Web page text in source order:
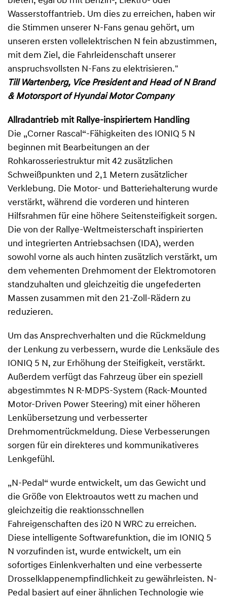
Wasserstoffantrieb. Um dies zu erreichen, haben wir
die Stimmen unserer N-Fans genau gehört, um
unseren ersten vollelektrischen N fein abzustimmen,
mit dem Ziel, die Fahrleidenschaft unserer
anspruchsvollsten N-Fans zu elektrisieren."
Till Wartenberg, Vice President and Head of N Brand
& Motorsport of Hyundai Motor Company
Allradantrieb mit Rallye-inspiriertem Handling
Die „Corner Rascal“-Fähigkeiten des IONIQ 5 N
beginnen mit Bearbeitungen an der
Rohkarosseriestruktur mit 42 zusätzlichen
Schweißpunkten und 2,1 Metern zusätzlicher
Verklebung. Die Motor- und Batteriehalterung wurde
verstärkt, während die vorderen und hinteren
Hilfsrahmen für eine höhere Seitensteifigkeit sorgen.
Die von der Rallye-Weltmeisterschaft inspirierten
und integrierten Antriebsachsen (IDA), werden
sowohl vorne als auch hinten zusätzlich verstärkt, um
dem vehementen Drehmoment der Elektromotoren
standzuhalten und gleichzeitig die ungefederten
Massen zusammen mit den 21-Zoll-Rädern zu
reduzieren.
Um das Ansprechverhalten und die Rückmeldung
der Lenkung zu verbessern, wurde die Lenksäule des
IONIQ 5 N, zur Erhöhung der Steifigkeit, verstärkt.
Außerdem verfügt das Fahrzeug über ein speziell
abgestimmtes N R-MDPS-System (Rack-Mounted
Motor-Driven Power Steering) mit einer höheren
Lenkübersetzung und verbesserter
Drehmomentrückmeldung. Diese Verbesserungen
sorgen für ein direkteres und kommunikativeres
Lenkgefühl.
„N-Pedal“ wurde entwickelt, um das Gewicht und
die Größe von Elektroautos wett zu machen und
gleichzeitig die reaktionsschnellen
Fahreigenschaften des i20 N WRC zu erreichen.
Diese intelligente Softwarefunktion, die im IONIQ 5
N vorzufinden ist, wurde entwickelt, um ein
sofortiges Einlenkverhalten und eine verbesserte
Drosselklappenempfindlichkeit zu gewährleisten. N-
Pedal basiert auf einer ähnlichen Technologie wie